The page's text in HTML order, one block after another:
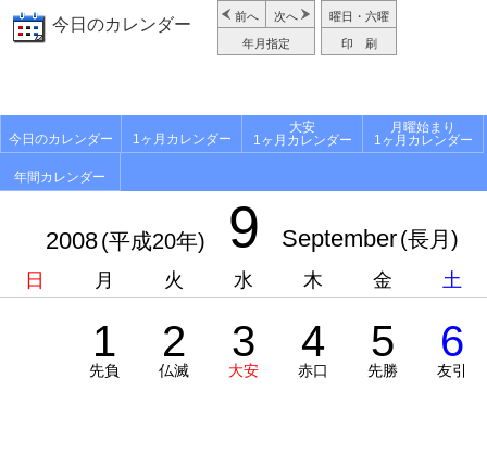
今日のカレンダー 前へ 次へ
年月指定
曜日・六曜
印 刷
今日のカレンダー 1ヶ月カレンダー
大安
1ヶ月カレンダー
月曜始まり
1ヶ月カレンダー
年間カレンダー
2008(平成20年) 9 September(長月)
日 月 火 水 木 金 土
1
先負
2
仏滅
3
大安
4
赤口
5
先勝
6
友引